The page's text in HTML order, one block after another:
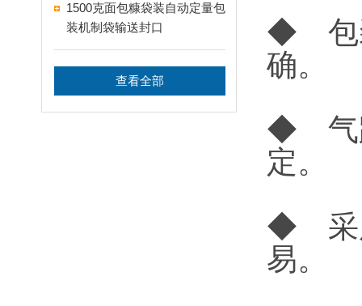
1500克面包糠袋装自动定量包
装机制袋输送封口
查看全部
◆ 包
确。
◆ 气
定。
◆ 采
易。